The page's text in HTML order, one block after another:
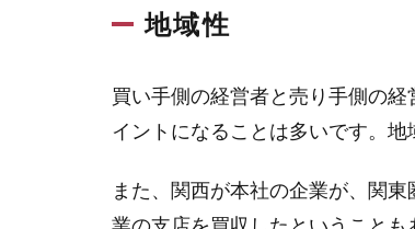
地域性
買い手側の経営者と売り手側の
イントになることは多いです。地
また、関西が本社の企業が、関